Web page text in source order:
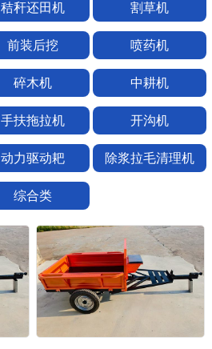
秸秆还田机 割草机
前装后挖 喷药机
碎木机 中耕机
手扶拖拉机 开沟机
动力驱动耙 除浆拉毛清理机
综合类